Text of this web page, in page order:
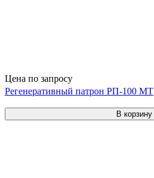
Цена по запросу
Регенеративный патрон РП-100 МТ
В корзину